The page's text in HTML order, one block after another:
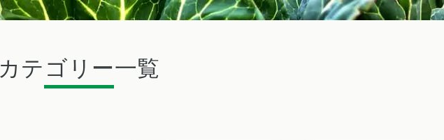
カテゴリー一覧